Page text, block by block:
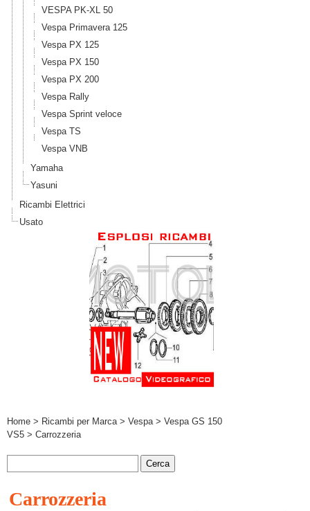
VESPA PK-XL 50
Vespa Primavera 125
Vespa PX 125
Vespa PX 150
Vespa PX 200
Vespa Rally
Vespa Sprint veloce
Vespa TS
Vespa VNB
Yamaha
Yasuni
Ricambi Elettrici
Usato
Home > Ricambi per Marca> Vespa> Vespa GS 150
VS5 > Carrozzeria
Carrozzeria